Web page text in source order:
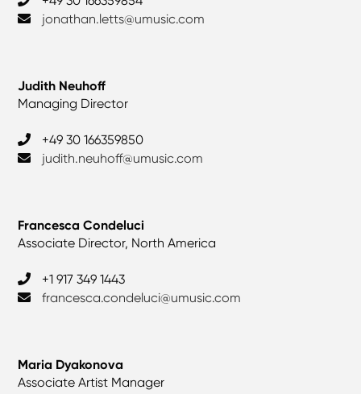
jonathan.letts@umusic.com
Judith Neuhoff
Managing Director
+49 30 166359850
judith.neuhoff@umusic.com
Francesca Condeluci
Associate Director, North America
+1 917 349 1443
francesca.condeluci@umusic.com
Maria Dyakonova
Associate Artist Manager